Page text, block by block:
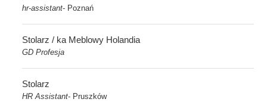
hr-assistant- Poznań
Stolarz / ka Meblowy Holandia
GD Profesja
Stolarz
HR Assistant- Pruszków